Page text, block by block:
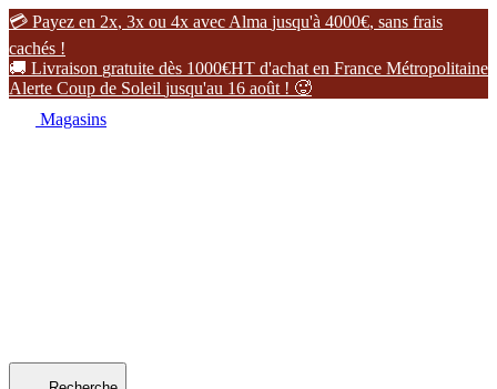
 Payez en 2x, 3x ou 4x avec Alma jusqu'à 4000€, sans frais
cachés !
 Livraison gratuite dès 1000€HT d'achat en France Métropolitaine
Alerte Coup de Soleil jusqu'au 16 août ! 
Magasins